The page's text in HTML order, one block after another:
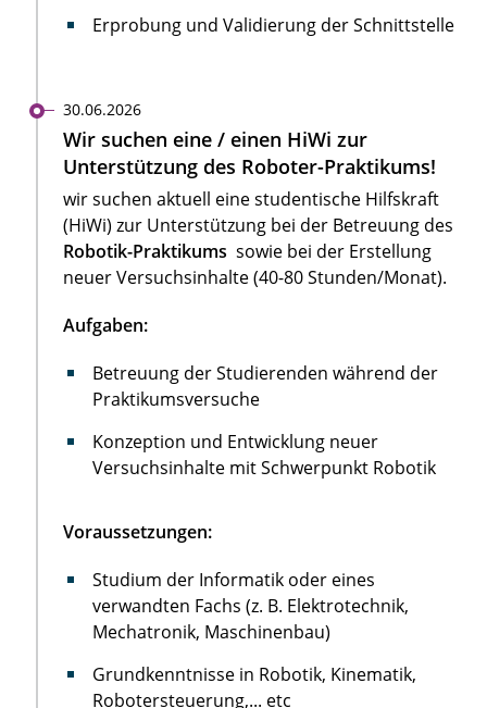
Erprobung und Validierung der Schnittstelle
30.06.2026
Wir suchen eine / einen HiWi zur
Unterstützung des Roboter-Praktikums!
wir suchen aktuell eine studentische Hilfskraft
(HiWi) zur Unterstützung bei der Betreuung des
Robotik-Praktikums sowie bei der Erstellung
neuer Versuchsinhalte (40-80 Stunden/Monat).
Aufgaben:
Betreuung der Studierenden während der
Praktikumsversuche
Konzeption und Entwicklung neuer
Versuchsinhalte mit Schwerpunkt Robotik
Voraussetzungen:
Studium der Informatik oder eines
verwandten Fachs (z. B. Elektrotechnik,
Mechatronik, Maschinenbau)
Grundkenntnisse in Robotik, Kinematik,
Robotersteuerung,... etc